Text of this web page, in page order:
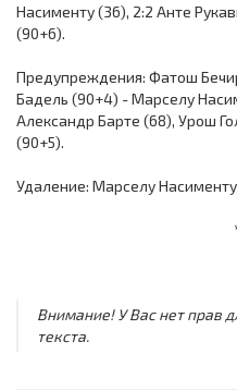
Насименту (36), 2:2 Анте
(90+6).
Предупреждения: Фатош
Бадель (90+4) - Марселу
Александр Барте (68), Урош
(90+5).
Удаление: Марселу Насименту
Внимание! У Вас нет прав
текста.